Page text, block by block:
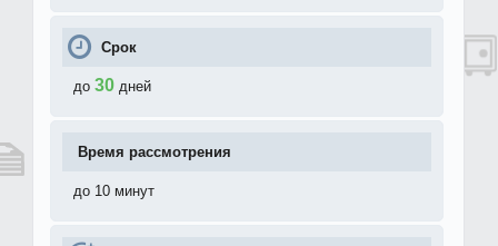
Срок
до 30 дней
Время рассмотрения
до 10 минут